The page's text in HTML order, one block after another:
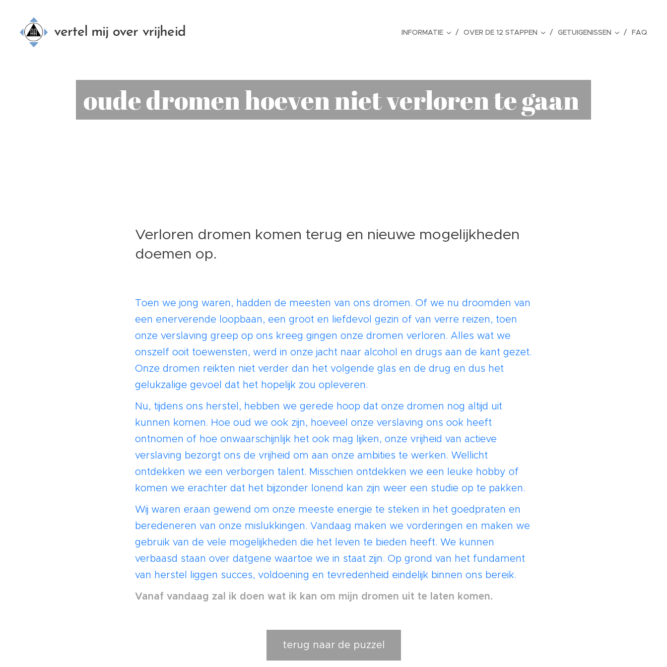
vertel mij over vrijheid INFORMATIE OVER DE 12 STAPPEN GETUIGENISSEN FAQ
oude dromen hoeven niet verloren te gaan
Verloren dromen komen terug en nieuwe mogelijkheden
doemen op.
Toen we jong waren, hadden de meesten van ons dromen. Of we nu droomden van
een enerverende loopbaan, een groot en liefdevol gezin of van verre reizen, toen
onze verslaving greep op ons kreeg gingen onze dromen verloren. Alles wat we
onszelf ooit toewensten, werd in onze jacht naar alcohol en drugs aan de kant gezet.
Onze dromen reikten niet verder dan het volgende glas en de drug en dus het
gelukzalige gevoel dat het hopelijk zou opleveren.
Nu, tijdens ons herstel, hebben we gerede hoop dat onze dromen nog altijd uit
kunnen komen. Hoe oud we ook zijn, hoeveel onze verslaving ons ook heeft
ontnomen of hoe onwaarschijnlijk het ook mag lijken, onze vrijheid van actieve
verslaving bezorgt ons de vrijheid om aan onze ambities te werken. Wellicht
ontdekken we een verborgen talent. Misschien ontdekken we een leuke hobby of
komen we erachter dat het bijzonder lonend kan zijn weer een studie op te pakken.
Wij waren eraan gewend om onze meeste energie te steken in het goedpraten en
beredeneren van onze mislukkingen. Vandaag maken we vorderingen en maken we
gebruik van de vele mogelijkheden die het leven te bieden heeft. We kunnen
verbaasd staan over datgene waartoe we in staat zijn. Op grond van het fundament
van herstel liggen succes, voldoening en tevredenheid eindelijk binnen ons bereik.
Vanaf vandaag zal ik doen wat ik kan om mijn dromen uit te laten komen.
terug naar de puzzel